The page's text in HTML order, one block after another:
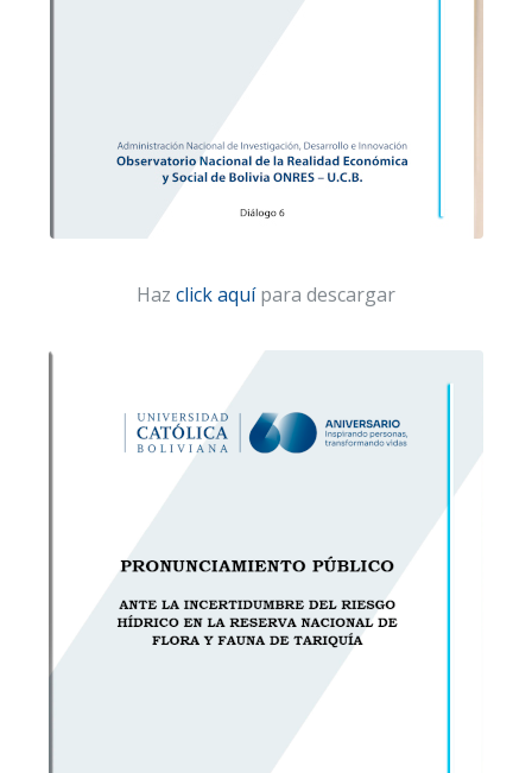
Haz click aquípara descargar